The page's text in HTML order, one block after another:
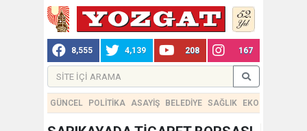
8,555 4,139 208 167
GÜNCEL POLİTİKA ASAYİŞ BELEDİYE SAĞLIK EKONOMİ